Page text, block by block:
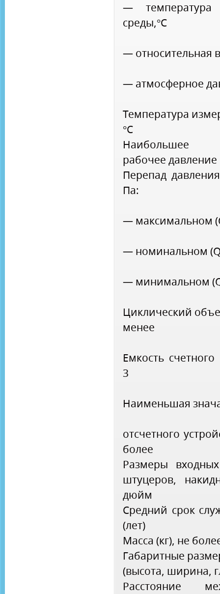
— температура
среды,°С
— относительная
— атмосферное
Температура
°С
Наибольшее
рабочее давление
Перепад
Па:
— максимальном
— номинальном
— минимальном
Циклический
менее
Емкость
3
Наименьшая
отсчетного
более
Размеры
штуцеров,
дюйм
Средний срок
(лет)
Масса (кг), не
Габаритные
(высота, ширина,
Расстояние